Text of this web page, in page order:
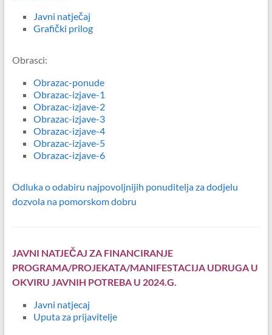
Javni natječaj
Grafički prilog
Obrasci:
Obrazac-ponude
Obrazac-izjave-1
Obrazac-izjave-2
Obrazac-izjave-3
Obrazac-izjave-4
Obrazac-izjave-5
Obrazac-izjave-6
Odluka o odabiru najpovoljnijih ponuditelja za dodjelu
dozvola na pomorskom dobru
JAVNI NATJEČAJ ZA FINANCIRANJE
PROGRAMA/PROJEKATA/MANIFESTACIJA UDRUGA U
OKVIRU JAVNIH POTREBA U 2024.G.
Javni natjecaj
Uputa za prijavitelje